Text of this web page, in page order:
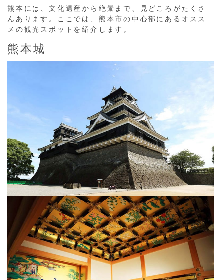
熊本には、文化遺産から絶景まで、見どころがたくさ
んあります。ここでは、熊本市の中心部にあるオスス
メの観光スポットを紹介します。
熊本城